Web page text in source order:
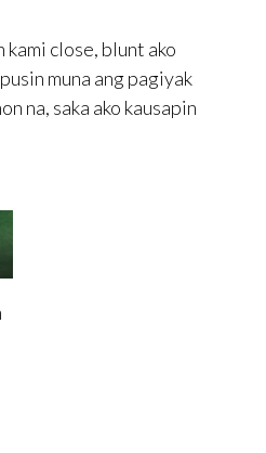
kami close, blunt ako
muna ang pagiyak
na, saka ako kausapin